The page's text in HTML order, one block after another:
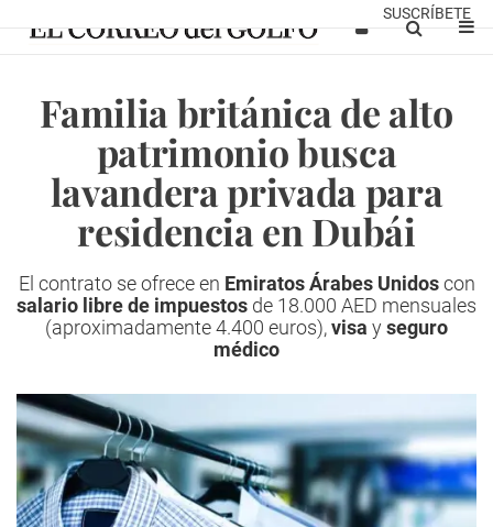
SUSCRÍBETE
Familia británica de alto
patrimonio busca
lavandera privada para
residencia en Dubái
El contrato se ofrece en Emiratos Árabes Unidoscon
salario libre de impuestos de 18.000 AED mensuales
(aproximadamente 4.400 euros),visa yseguro
médico